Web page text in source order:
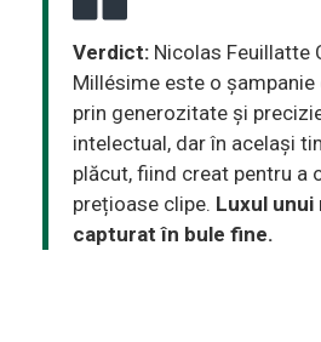
Verdict: Nicolas Feuillatte
Millésime este o
prin generozitate și
intelectual, dar în același
plăcut, fiind creat pentru a
prețioase clipe. Luxul
capturat în bule fine.